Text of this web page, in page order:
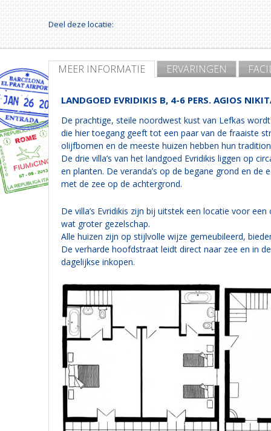
Deel deze locatie:
MEER INFORMATIE ERVARINGEN
LANDGOED EVRIDIKIS B, 4-6 PERS. AGIOS
De prachtige, steile noordwest kust van Lefkas
die hier toegang geeft tot een paar van de fraaiste
olijfbomen en de meeste huizen hebben hun
De drie villa’s van het landgoed Evridikis liggen op
en planten. De veranda’s op de begane grond en
met de zee op de achtergrond.
De villa’s Evridikis zijn bij uitstek een locatie voor
wat groter gezelschap.
Alle huizen zijn op stijlvolle wijze gemeubileerd,
De verharde hoofdstraat leidt direct naar zee en in
dagelijkse inkopen.